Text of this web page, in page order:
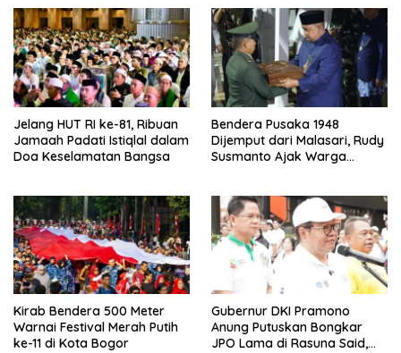
Jelang HUT RI ke-81, Ribuan
Jamaah Padati Istiqlal dalam
Doa Keselamatan Bangsa
Bendera Pusaka 1948
Dijemput dari Malasari, Rudy
Susmanto Ajak Warga
Kirab Bendera 500 Meter
Warnai Festival Merah Putih
ke-11 di Kota Bogor
Gubernur DKI Pramono
Anung Putuskan Bongkar
JPO Lama di Rasuna Said,